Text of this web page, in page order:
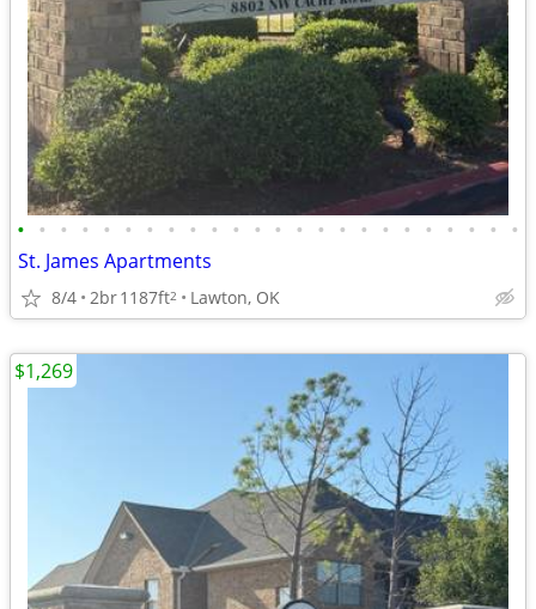
• • • • • • • • • • • • • • • • • • • • • • • •
St. James Apartments
8/4 2br1187ft2 Lawton, OK
$1,269